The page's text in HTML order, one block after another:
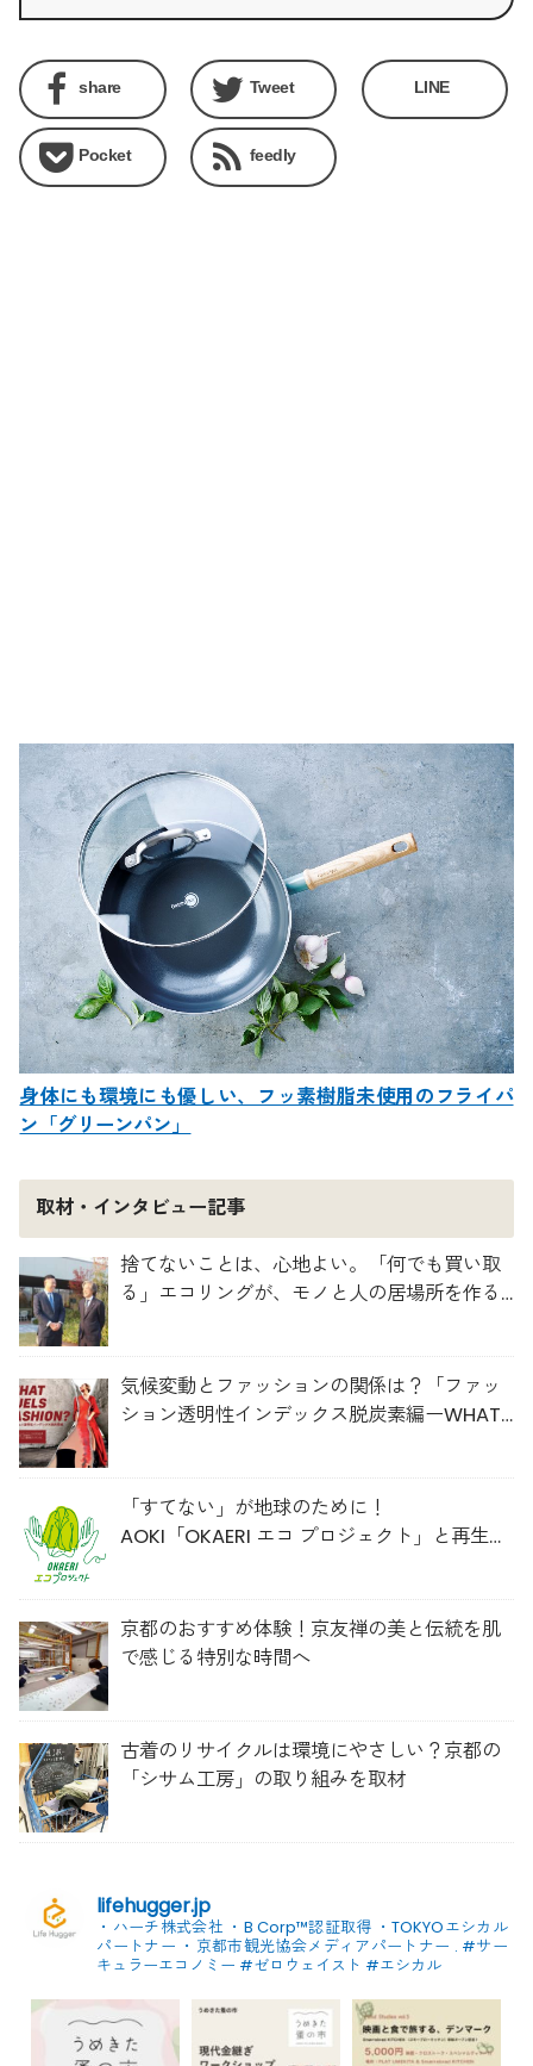
share Tweet LINE
Pocket feedly
身体にも環境にも優しい、フッ素樹脂未使用のフライパ
ン「グリーンパン」
取材・インタビュー記事
捨てないことは、心地よい。「何でも買い取
る」エコリングが、モノと人の居場所を作る
気候変動とファッションの関係は？「ファッ
ション透明性インデックス脱炭素編ーWHAT
「すてない」が地球のために！
AOKI「OKAERI エコ プロジェクト」と再生ウ
京都のおすすめ体験！京友禅の美と伝統を肌
で感じる特別な時間へ
古着のリサイクルは環境にやさしい？京都の
「シサム工房」の取り組みを取材
lifehugger.jp
・ハーチ株式会社 ・B Corp™認証取得 ・TOKYOエシカル
パートナー ・京都市観光協会メディアパートナー . #サー
キュラーエコノミー #ゼロウェイスト #エシカル